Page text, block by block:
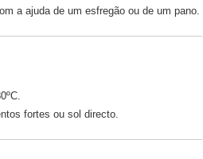
a ajuda de um esfregão ou de um pano.
fortes ou sol directo.